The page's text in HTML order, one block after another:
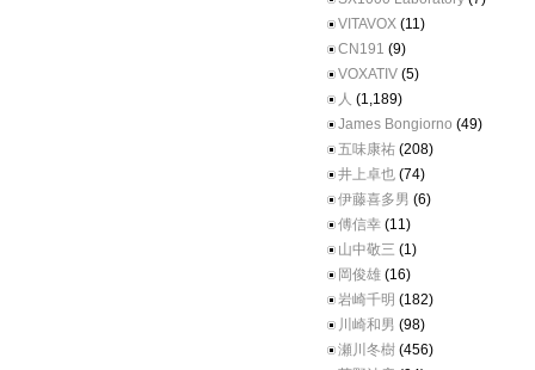
VITAVOX (11)
CN191 (9)
VOXATIV (5)
人 (1,189)
James Bongiorno (49)
五味康祐 (208)
井上卓也 (74)
伊藤喜多男 (6)
傅信幸 (11)
山中敬三 (1)
岡俊雄 (16)
岩崎千明 (182)
川崎和男 (98)
瀬川冬樹 (456)